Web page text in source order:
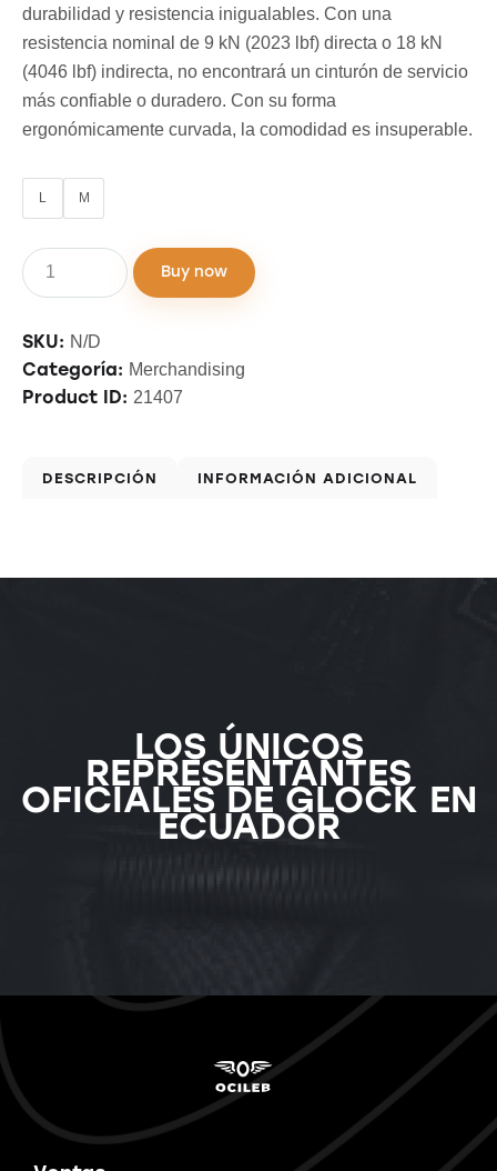
durabilidad y resistencia inigualables. Con una
resistencia nominal de 9 kN (2023 lbf) directa o 18 kN
(4046 lbf) indirecta, no encontrará un cinturón de servicio
más confiable o duradero. Con su forma
ergonómicamente curvada, la comodidad es insuperable.
L M
Buy now
SKU: N/D
Categoría: Merchandising
Product ID: 21407
DESCRIPCIÓN INFORMACIÓN ADICIONAL
LOS ÚNICOS
REPRESENTANTES
OFICIALES DE GLOCK EN
ECUADOR